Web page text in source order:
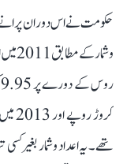
حکومت نے اس دوران پرانے
تھے۔ یہ اعداد و شمار بغیر